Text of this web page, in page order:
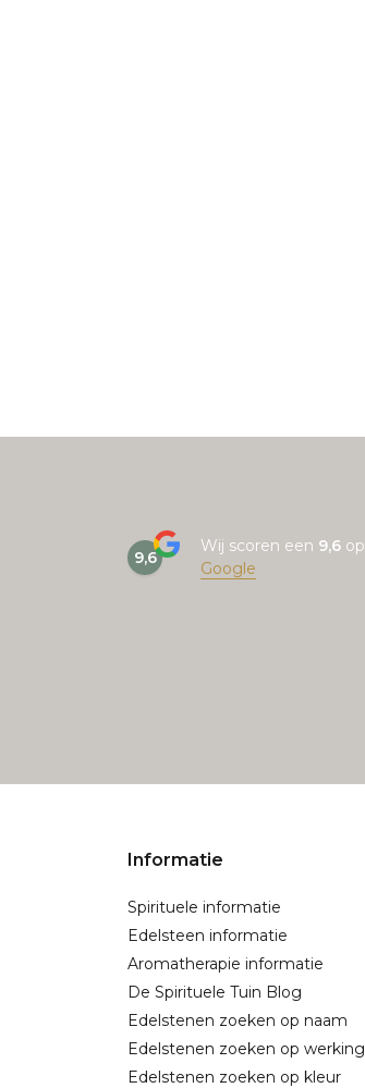
9,6
Wij scoren een 9,6 op
Google
Informatie
Spirituele informatie
Edelsteen informatie
Aromatherapie informatie
De Spirituele Tuin Blog
Edelstenen zoeken op naam
Edelstenen zoeken op werking
Edelstenen zoeken op kleur